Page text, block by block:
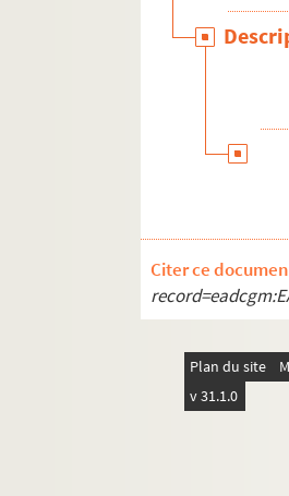
pf65.
pf66-1.
pf66-2.
pf66bis.
pf67.
pf68.
pf70.
pf81.
pf82.
pf83.
pf85.
pf86.
Citer ce
Plan du site
v 31.1.0